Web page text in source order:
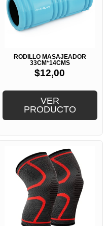
RODILLO MASAJEADOR
33CM*14CMS
$12,00
VER
PRODUCTO